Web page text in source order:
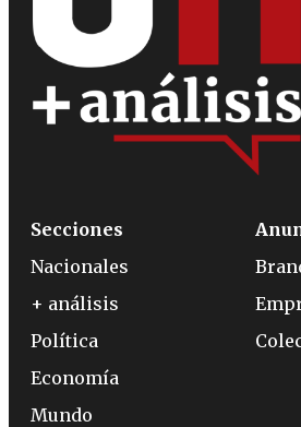
Secciones
Nacionales
+ análisis
Política
Economía
Mundo